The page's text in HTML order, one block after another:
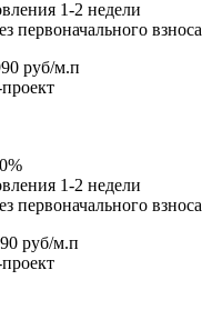
1-2 недели
первоначального взноса
руб/м.п
1-2 недели
первоначального взноса
руб/м.п